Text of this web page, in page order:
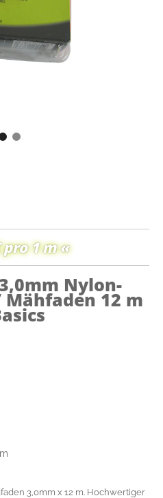
pro 1 m «
Nylon-
12 m
3,0mm x 12 m. Hochwertiger